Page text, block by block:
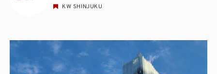
KW SHINJUKU